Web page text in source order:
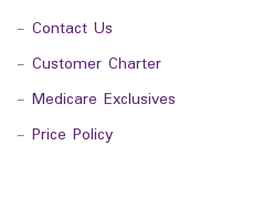
- Contact Us
- Customer Charter
- Medicare Exclusives
- Price Policy